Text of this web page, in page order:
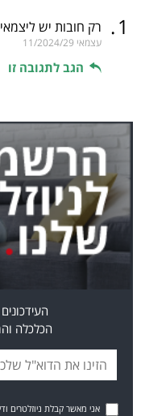
1
. רק חובות יש ליצמאי
עצמאי 11/2024/29
הגב לתגובה זו
הכלכלה
אני מאשר קבלת ניוזלטרים